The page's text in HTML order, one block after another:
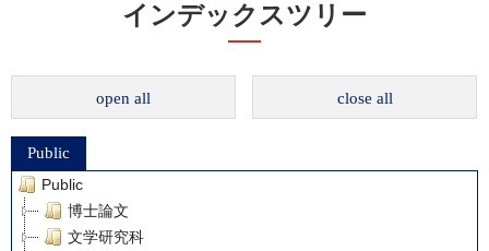
インデックスツリー
open all close all
Public
Public
博士論文
文学研究科